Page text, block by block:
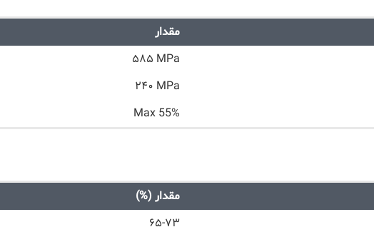
مقدار
۵۸۵ MPa
۲۴۰ MPa
Max 55%
مقدار (%)
۶۵-۷۳